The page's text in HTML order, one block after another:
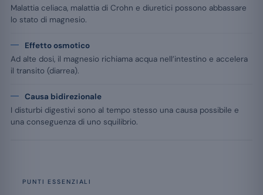
Malattia celiaca, malattia di Crohn e diuretici possono abbassare
lo stato di magnesio.
Effetto osmotico
Ad alte dosi, il magnesio richiama acqua nell’intestino e accelera
il transito (diarrea).
Causa bidirezionale
I disturbi digestivi sono al tempo stesso una causa possibile e
una conseguenza di uno squilibrio.
PUNTI ESSENZIALI